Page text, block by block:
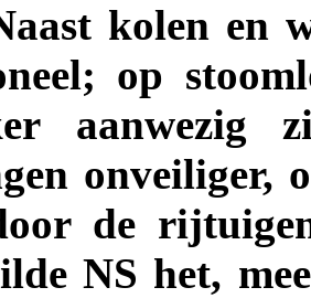
kolen en
op
onveiliger,
de
NS het,